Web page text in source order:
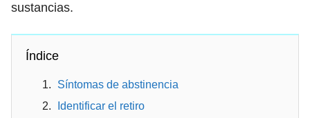
sustancias.
Índice
Síntomas de abstinencia
Identificar el retiro